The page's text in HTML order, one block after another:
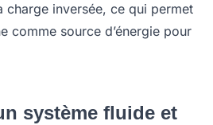
charge inversée, ce qui permet
comme source d’énergie pour
système fluide et